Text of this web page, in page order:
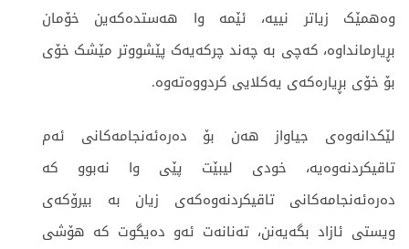
وەهمێک زیاتر نییە، ئێمە وا هەستدەکەین خۆمان
بڕیارمانداوە، کەچی بە چەند چرکەیەک پێشووتر مێشک خۆی
بۆ خۆی بڕیارەکەی یەکلایی کردووەتەوە.
لێکدانەوەی جیاواز هەن بۆ دەرەئەنجامەکانی ئەم
تاقیکردنەوەیە، خودی لیبێت پێی وا نەبوو کە
دەرەئەنجامەکانی تاقیکردنەوەکەی زیان بە بیرۆکەی
ویستی ئازاد بگەیەنن، تەنانەت ئەو دەیگوت کە هۆشی